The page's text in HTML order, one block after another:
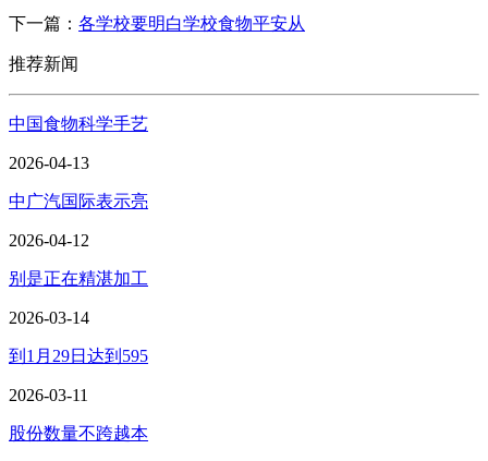
下一篇： 各学校要明白学校食物平安从
推荐新闻
中国食物科学手艺
2026-04-13
中广汽国际表示亮
2026-04-12
别是正在精湛加工
2026-03-14
到1月29日达到595
2026-03-11
股份数量不跨越本